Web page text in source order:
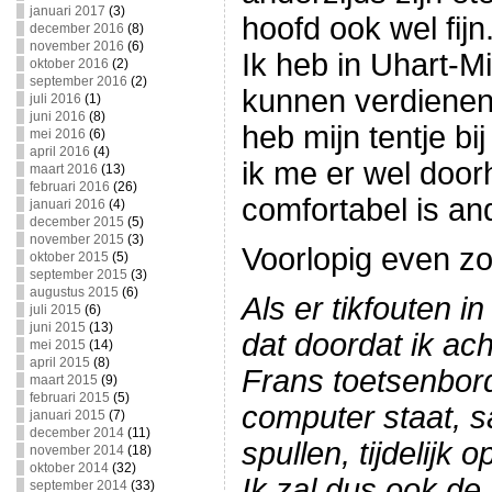
januari 2017 (3)
december 2016 (8)
november 2016 (6)
oktober 2016 (2)
september 2016 (2)
juli 2016 (1)
juni 2016 (8)
mei 2016 (6)
april 2016 (4)
maart 2016 (13)
februari 2016 (26)
januari 2016 (4)
december 2015 (5)
november 2015 (3)
oktober 2015 (5)
september 2015 (3)
augustus 2015 (6)
juli 2015 (6)
juni 2015 (13)
mei 2015 (14)
april 2015 (8)
maart 2015 (9)
februari 2015 (5)
januari 2015 (7)
december 2014(11)
november 2014(18)
oktober 2014(32)
september 2014(33)
hoofd ook wel
Ik heb in Uhart-
kunnen
heb mijn tentje
ik me er wel
comfortabel is
Voorlopig even
Als er tikfouten
dat doordat ik
Frans
computer staat,
spullen, tijdelijk